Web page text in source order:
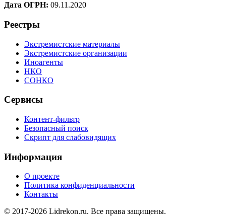
Дата ОГРН: 09.11.2020
Реестры
Экстремистские материалы
Экстремистские организации
Иноагенты
НКО
СОНКО
Сервисы
Контент-фильтр
Безопасный поиск
Скрипт для слабовидящих
Информация
О проекте
Политика конфиденциальности
Контакты
© 2017-2026 Lidrekon.ru. Все права защищены.